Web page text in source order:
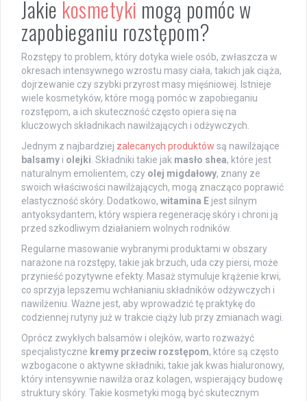
Jakie kosmetyki mogą pomóc w
zapobieganiu rozstępom?
Rozstępy to problem, który dotyka wiele osób, zwłaszcza w
okresach intensywnego wzrostu masy ciała, takich jak ciąża,
dojrzewanie czy szybki przyrost masy mięśniowej. Istnieje
wiele kosmetyków, które mogą pomóc w zapobieganiu
rozstępom, a ich skuteczność często opiera się na
kluczowych składnikach nawilżających i odżywczych.
Jednym z najbardziej zalecanych produktów są nawilżające
balsamy i olejki. Składniki takie jak masło shea, które jest
naturalnym emolientem, czy olej migdałowy, znany ze
swoich właściwości nawilżających, mogą znacząco poprawić
elastyczność skóry. Dodatkowo, witamina E jest silnym
antyoksydantem, który wspiera regenerację skóry i chroni ją
przed szkodliwym działaniem wolnych rodników.
Regularne masowanie wybranymi produktami w obszary
narażone na rozstępy, takie jak brzuch, uda czy piersi, może
przynieść pozytywne efekty. Masaż stymuluje krążenie krwi,
co sprzyja lepszemu wchłanianiu składników odżywczych i
nawilżeniu. Ważne jest, aby wprowadzić tę praktykę do
codziennej rutyny już w trakcie ciąży lub przy zmianach wagi.
Oprócz zwykłych balsamów i olejków, warto rozważyć
specjalistyczne kremy przeciw rozstępom, które są często
wzbogacone o aktywne składniki, takie jak kwas hialuronowy,
który intensywnie nawilża oraz kolagen, wspierający budowę
struktury skóry. Takie kosmetyki mogą być skutecznym